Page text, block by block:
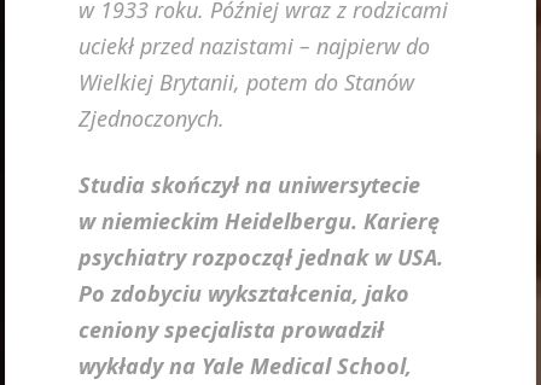
w 1933 roku. Później wraz z rodzicami
uciekł przed nazistami – najpierw do
Wielkiej Brytanii, potem do Stanów
Zjednoczonych.
Studia skończył na uniwersytecie
w niemieckim Heidelbergu. Karierę
psychiatry rozpoczął jednak w USA.
Po zdobyciu wykształcenia, jako
ceniony specjalista prowadził
wykłady na Yale Medical School,